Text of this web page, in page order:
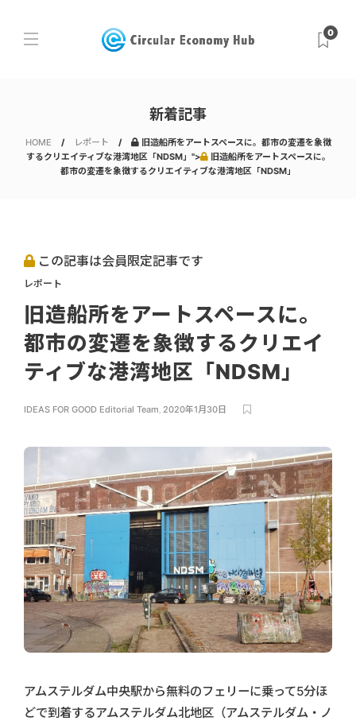
0
新着記事
HOME レポート
旧造船所をアートスペースに。都市の変遷を象徴
するクリエイティブな港湾地区「NDSM」">
旧造船所をアートスペースに。
都市の変遷を象徴するクリエイティブな港湾地区「NDSM」
この記事は会員限定記事です
レポート
旧造船所をアートスペースに。
都市の変遷を象徴するクリエイ
ティブな港湾地区「NDSM」
IDEAS FOR GOOD Editorial Team, 2020年1月30日
アムステルダム中央駅から無料のフェリーに乗って5分ほ
どで到着するアムステルダム北地区（アムステルダム・ノ